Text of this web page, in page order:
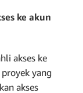
ke akun
akses ke
yang
akses